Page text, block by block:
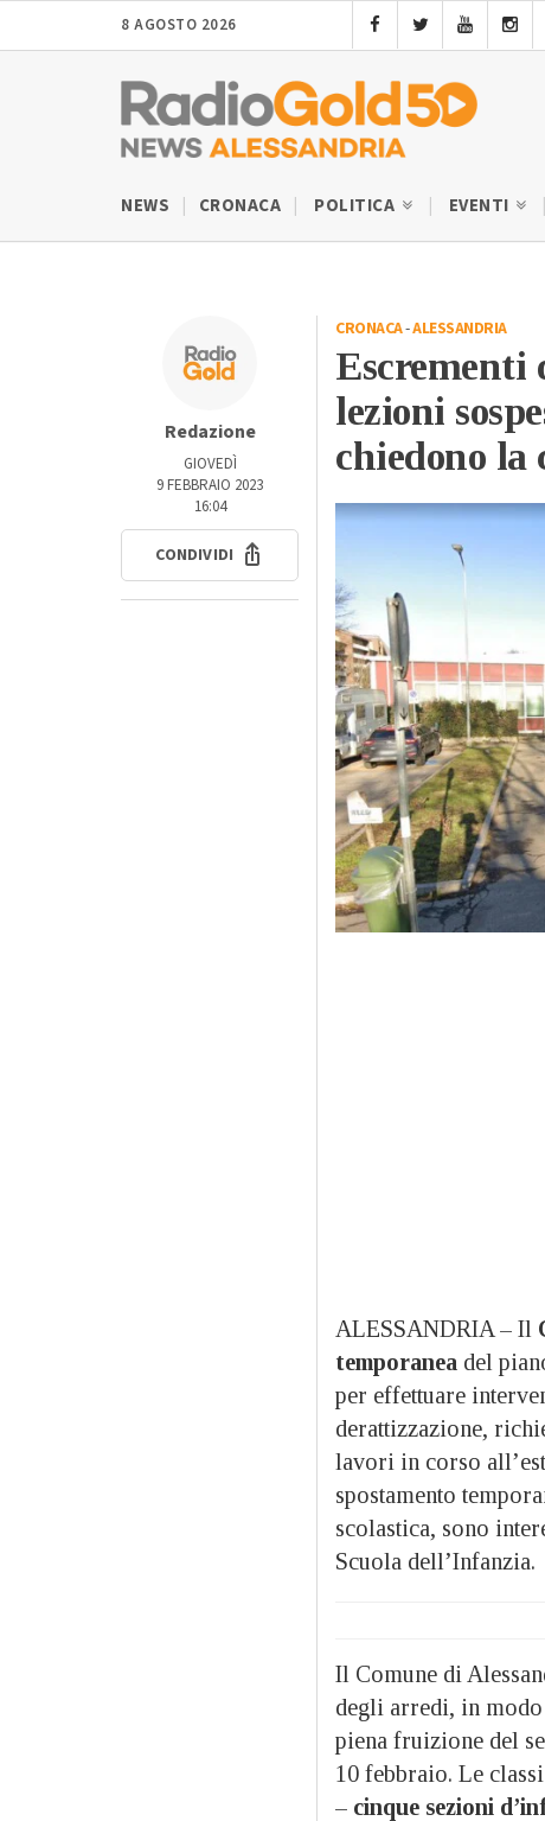
8 AGOSTO 2026
NEWS CRONACA POLITICA EVENTI
Redazione
GIOVEDÌ
9 FEBBRAIO 2023
16:04
CONDIVIDI
CRONACA-ALESSANDRIA
Escrementi
lezioni
chiedono la
ALESSANDRIA – Il
temporanea del
per effettuare
derattizzazione,
lavori in corso
spostamento
scolastica, sono
Scuola dell’Infanzia.
Il Comune di
degli arredi, in
piena fruizione del
10 febbraio. Le
– cinque sezioni